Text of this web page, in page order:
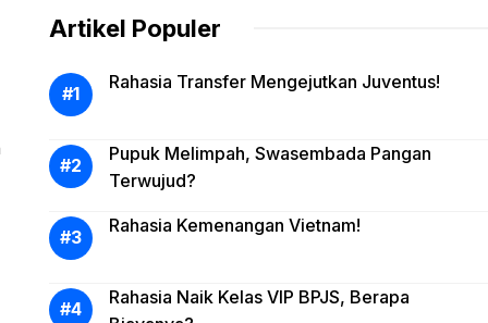
Artikel Populer
Rahasia Transfer Mengejutkan Juventus!
Pupuk Melimpah, Swasembada Pangan
Terwujud?
Rahasia Kemenangan Vietnam!
Rahasia Naik Kelas VIP BPJS, Berapa